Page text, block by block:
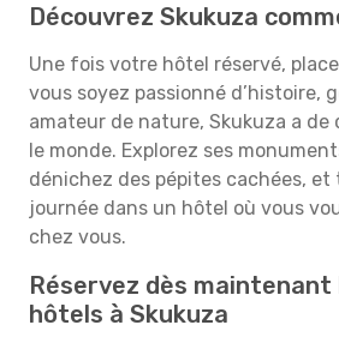
Découvrez Skukuza
Une fois votre hôtel réservé, place
vous soyez passionné d’histoire,
amateur de nature, Skukuza a
le monde. Explorez ses
dénichez des pépites cachées, et
journée dans un hôtel où vous
chez vous.
Réservez dès maintenant
hôtels à Skukuza